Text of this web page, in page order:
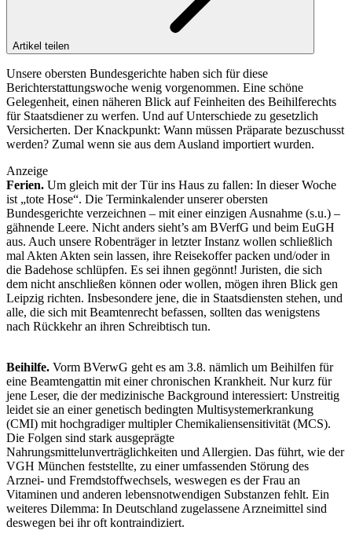
Artikel teilen
Unsere obersten Bundesgerichte haben sich für diese
Berichterstattungswoche wenig vorgenommen. Eine schöne
Gelegenheit, einen näheren Blick auf Feinheiten des Beihilferechts
für Staatsdiener zu werfen. Und auf Unterschiede zu gesetzlich
Versicherten. Der Knackpunkt: Wann müssen Präparate bezuschusst
werden? Zumal wenn sie aus dem Ausland importiert wurden.
Anzeige
Ferien. Um gleich mit der Tür ins Haus zu fallen: In dieser Woche
ist „tote Hose“. Die Terminkalender unserer obersten
Bundesgerichte verzeichnen – mit einer einzigen Ausnahme (s.u.) –
gähnende Leere. Nicht anders sieht’s am BVerfG und beim EuGH
aus. Auch unsere Robenträger in letzter Instanz wollen schließlich
mal Akten Akten sein lassen, ihre Reisekoffer packen und/oder in
die Badehose schlüpfen. Es sei ihnen gegönnt! Juristen, die sich
dem nicht anschließen können oder wollen, mögen ihren Blick gen
Leipzig richten. Insbesondere jene, die in Staatsdiensten stehen, und
alle, die sich mit Beamtenrecht befassen, sollten das wenigstens
nach Rückkehr an ihren Schreibtisch tun.
Beihilfe. Vorm BVerwG geht es am 3.8. nämlich um Beihilfen für
eine Beamtengattin mit einer chronischen Krankheit. Nur kurz für
jene Leser, die der medizinische Background interessiert: Unstreitig
leidet sie an einer genetisch bedingten Multisystemerkrankung
(CMI) mit hochgradiger multipler Chemikaliensensitivität (MCS).
Die Folgen sind stark ausgeprägte
Nahrungsmittelunverträglichkeiten und Allergien. Das führt, wie der
VGH München feststellte, zu einer umfassenden Störung des
Arznei- und Fremdstoffwechsels, weswegen es der Frau an
Vitaminen und anderen lebensnotwendigen Substanzen fehlt. Ein
weiteres Dilemma: In Deutschland zugelassene Arzneimittel sind
deswegen bei ihr oft kontraindiziert.